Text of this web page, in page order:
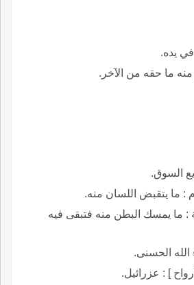
يده.
ما حقه من الآخر.
السوق.
: ما يتقبض اللسان منه.
: ما يمسك البطن منه فتبقى فيه
الحسنى.
] : عزرائيل.